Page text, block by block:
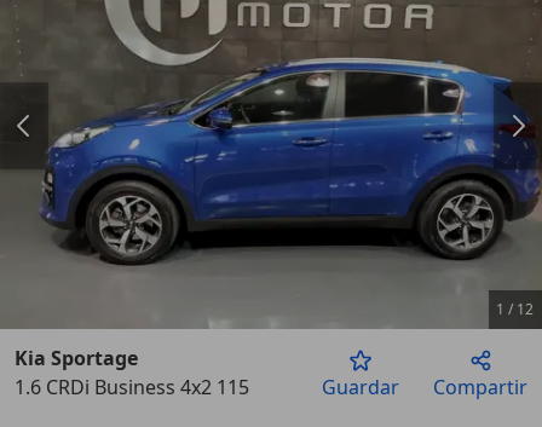
Anterior
1 / 12
Kia Sportage
1.6 CRDi Business 4x2 115
Guardar Compartir